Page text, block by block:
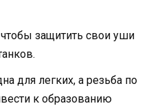
защитить свои уши
для легких, а резьба по
к образованию